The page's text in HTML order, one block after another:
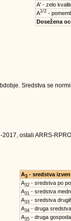
A' - zelo
A1/2-
Dosežena
Sredstva se
ostali ARRS-
A3- sredstva izven
A32- sredstva po
A31 - sredstva
A33- sredstva
A34 - druga sredstva
A35- druga